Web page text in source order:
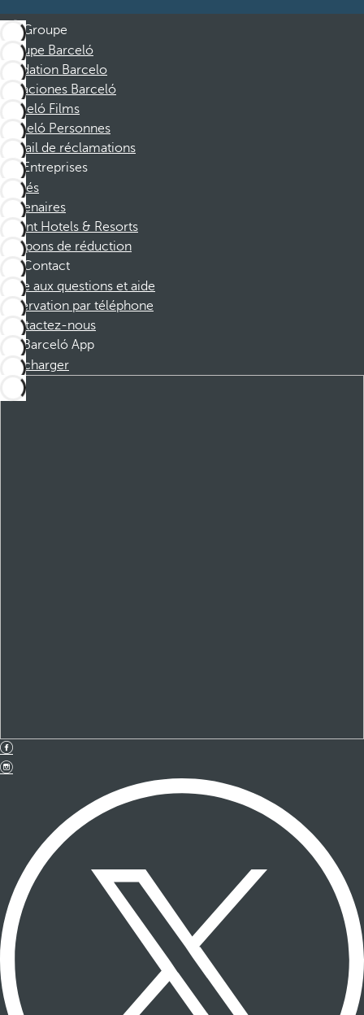
Groupe
Groupe Barceló
Fondation Barcelo
Vacaciones Barceló
Barceló Films
Barceló Personnes
Portail de réclamations
Entreprises
Affiliés
Partenaires
Dorint Hotels & Resorts
Coupons de réduction
Contact
Foire aux questions et aide
Réservation par téléphone
Contactez-nous
Barceló App
Télécharger